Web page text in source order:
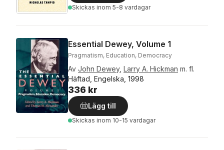
Skickas inom 5-8 vardagar
Essential Dewey, Volume 1
Pragmatism, Education, Democracy
Av John Dewey, Larry A. Hickman m. fl.
Häftad, Engelska, 1998
336 kr
Lägg till
Skickas inom 10-15 vardagar